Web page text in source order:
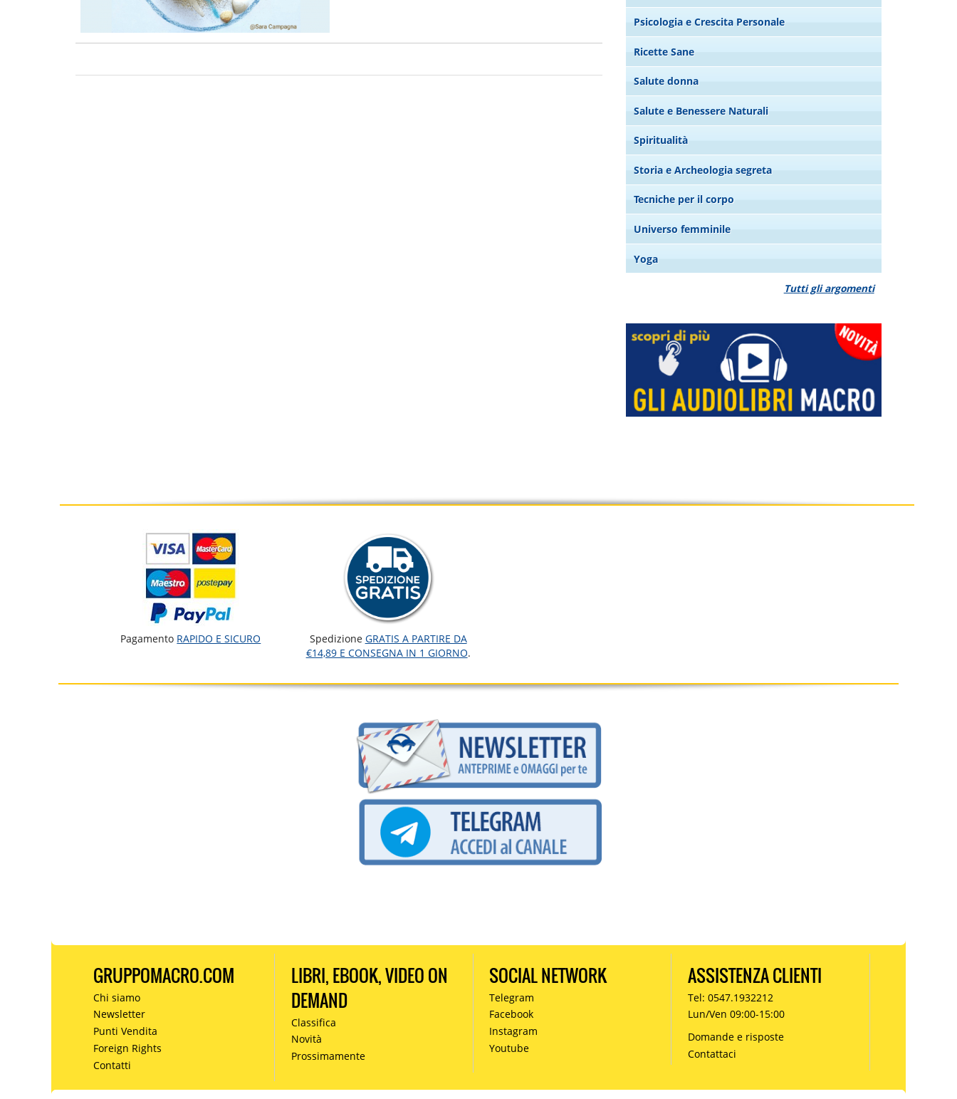
Psicologia e Crescita Personale
Ricette Sane
Salute donna
Salute e Benessere Naturali
Spiritualità
Storia e Archeologia segreta
Tecniche per il corpo
Universo femminile
Yoga
Tutti gli argomenti
Pagamento RAPIDO E SICURO Spedizione GRATIS A PARTIRE DA
€14,89 E CONSEGNA IN 1 GIORNO.
GRUPPOMACRO.COM
Chi siamo
Newsletter
Punti Vendita
Foreign Rights
Contatti
LIBRI, EBOOK, VIDEO ON
DEMAND
Classifica
Novità
Prossimamente
SOCIAL NETWORK
Telegram
Facebook
Instagram
Youtube
ASSISTENZA CLIENTI
Tel: 0547.1932212
Lun/Ven 09:00-15:00
Domande e risposte
Contattaci